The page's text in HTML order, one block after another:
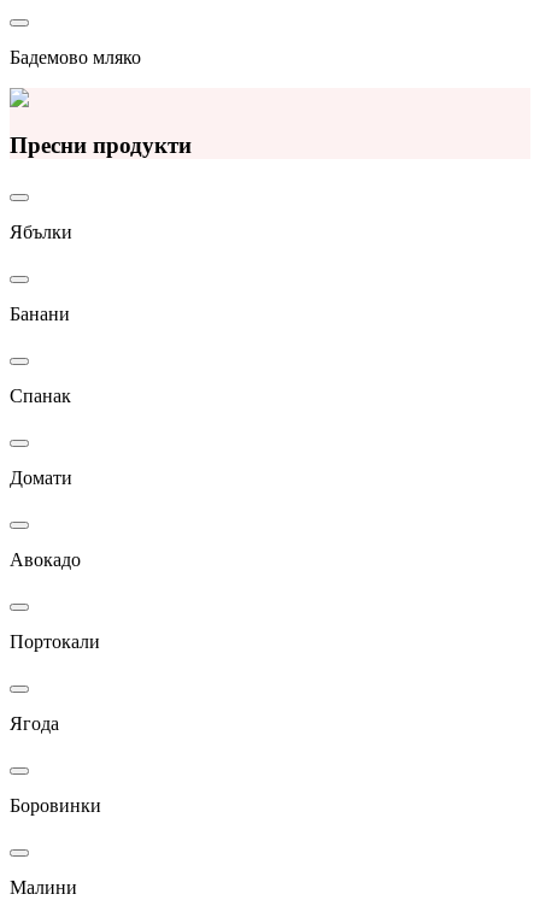
Бадемово мляко
Пресни продукти
Ябълки
Банани
Спанак
Домати
Авокадо
Портокали
Ягода
Боровинки
Малини